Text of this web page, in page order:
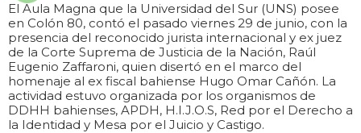
El Aula Magna que la Universidad del Sur (UNS) posee
en Colón 80, contó el pasado viernes 29 de junio, con la
presencia del reconocido jurista internacional y ex juez
de la Corte Suprema de Justicia de la Nación, Raúl
Eugenio Zaffaroni, quien disertó en el marco del
homenaje al ex fiscal bahiense Hugo Omar Cañón. La
actividad estuvo organizada por los organismos de
DDHH bahienses, APDH, H.I.J.O.S, Red por el Derecho a
la Identidad y Mesa por el Juicio y Castigo.